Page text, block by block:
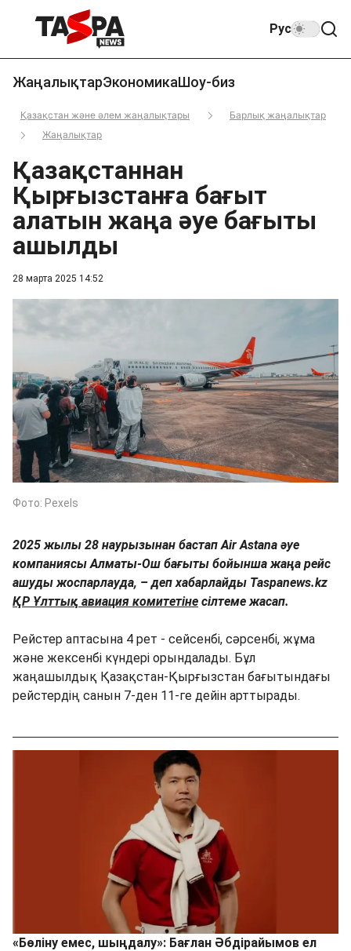
Рус
ЖаңалықтарЭкономикаШоу-биз
Қазақстан және әлем жаңалықтары
Барлық жаңалықтар
Жаңалықтар
28 марта 2025 14:52
Қазақстаннан
Қырғызстанға бағыт
алатын жаңа әуе бағыты
ашылды
Фото: Pexels
2025 жылы 28 наурызынан бастап Air Astana әуе
компаниясы Алматы-Ош бағыты бойынша жаңа рейс
ашуды жоспарлауда, – деп хабарлайды Taspanews.kz
ҚР Ұлттық авиация комитетіне сілтеме жасап.
Рейстер аптасына 4 рет - сейсенбі, сәрсенбі, жұма
және жексенбі күндері орындалады. Бұл
жаңашылдық Қазақстан-Қырғызстан бағытындағы
рейстердің санын 7-ден 11-ге дейін арттырады.
«Бөліну емес, шыңдалу»: Бағлан Әбдірайымов ел